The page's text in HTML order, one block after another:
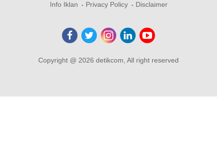
Info Iklan
Privacy Policy Disclaimer
Copyright @ 2026 detikcom, All right reserved